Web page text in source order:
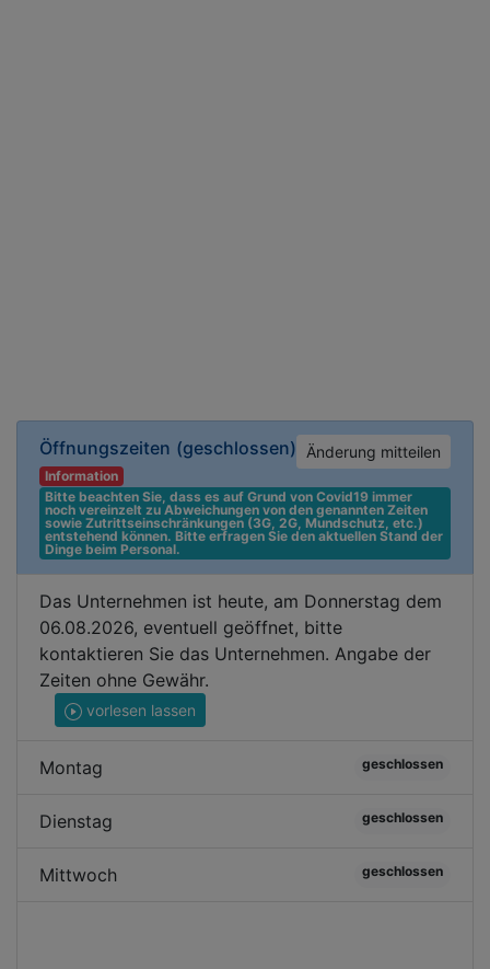
Öffnungszeiten (geschlossen) Änderung mitteilen
Information
Bitte beachten Sie, dass es auf Grund von Covid19 immer
noch vereinzelt zu Abweichungen von den genannten Zeiten
sowie Zutrittseinschränkungen (3G, 2G, Mundschutz, etc.)
entstehend können. Bitte erfragen Sie den aktuellen Stand der
Dinge beim Personal.
Das Unternehmen ist heute, am Donnerstag dem
06.08.2026, eventuell geöffnet, bitte
kontaktieren Sie das Unternehmen. Angabe der
Zeiten ohne Gewähr.
vorlesen lassen
Montag geschlossen
Dienstag geschlossen
Mittwoch geschlossen